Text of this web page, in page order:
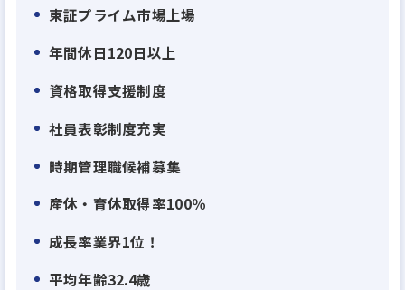
いています。その主な理由は２つ。
・理由１：住宅供給数日本一に向け業績右肩上がり
＝キャリアアップを目指しやすい
上場以来、業績は右肩上がり、当社が現在目指して
能ペース。あと10年以内でNo1が見えてきます。そん
な伸びに伸びている当社ですから、業績拡大ペース
部長クラスはもちろん、役員も十分目指せます。上
場企業の幹部になれるチャンスのある企業はそう多
東証プライム市場上場
年間休日120日以上
資格取得支援制度
社員表彰制度充実
時期管理職候補募集
産休・育休取得率100％
成長率業界1位！
平均年齢32.4歳